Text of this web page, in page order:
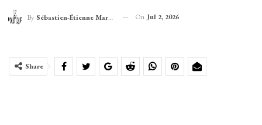
By Sébastien-Étienne Marechal On Jul 2, 2026
Share